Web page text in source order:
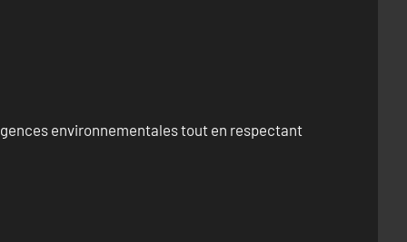
environnementales tout en respectant